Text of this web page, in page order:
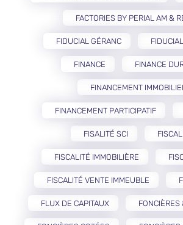
FACTORIES BY PERIAL AM &
FIDUCIAL GÉRANC
FINANCE FINANCE
FINANCEMENT
FINANCEMENT PARTICIPATIF
FISALITÉ SCI
FISCALITÉ IMMOBILIÈRE
FISCALITÉ VENTE IMMEUBLE
FLUX DE CAPITAUX FONCIÈRES